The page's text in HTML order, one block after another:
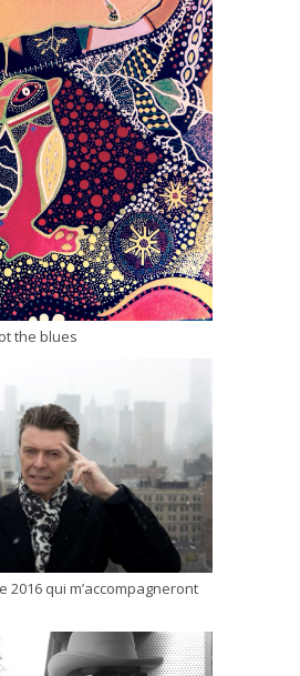
the blues
2016 qui m’accompagneront